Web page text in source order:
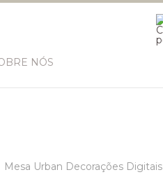
NÓS
Mesa Urban Decorações Digitais